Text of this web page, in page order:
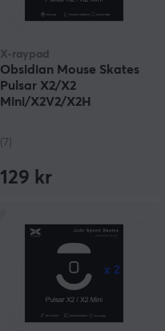
X-raypad
Obsidian Mouse Skates
Pulsar X2/X2
Mini/X2V2/X2H
(7)
129 kr